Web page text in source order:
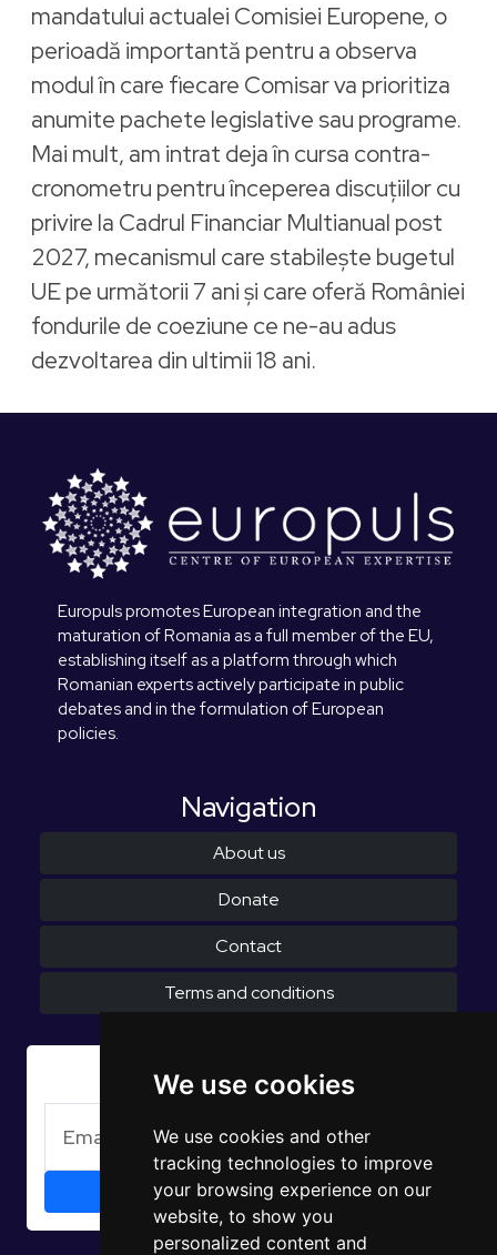
We use cookies
We use cookies and other
tracking technologies to improve
your browsing experience on our
website, to show you
personalized content and
mandatului actualei Comisiei Europene, o
perioadă importantă pentru a observa
modul în care fiecare Comisar va prioritiza
anumite pachete legislative sau programe.
Mai mult, am intrat deja în cursa contra-
cronometru pentru începerea discuțiilor cu
privire la Cadrul Financiar Multianual post
2027, mecanismul care stabilește bugetul
UE pe următorii 7 ani și care oferă României
fondurile de coeziune ce ne-au adus
dezvoltarea din ultimii 18 ani.
Europuls promotes European integration and the
maturation of Romania as a full member of the EU,
establishing itself as a platform through which
Romanian experts actively participate in public
debates and in the formulation of European
policies.
Navigation
About us
Donate
Contact
Terms and conditions
Subscribe to Newsletter